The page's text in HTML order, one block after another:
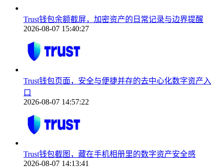
Trust钱包余额截屏，加密资产的日常记录与边界提醒
2026-08-07 15:40:27
Trust钱包页面，安全与便捷并存的去中心化数字资产入
口
2026-08-07 14:57:22
Trust钱包截图，藏在手机相册里的数字资产安全感
2026-08-07 14:13:41